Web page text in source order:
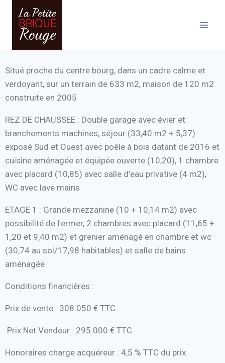
Situé proche du centre bourg, dans un cadre calme et
verdoyant, sur un terrain de 633 m2, maison de 120 m2
construite en 2005
REZ DE CHAUSSEE : Double garage avec évier et
branchements machines, séjour (33,40 m2 + 5,37)
exposé Sud et Ouest avec poêle à bois datant de 2016 et
cuisine aménagée et équipée ouverte (10,20), 1 chambre
avec placard (10,85) avec salle d’eau privative (4 m2),
WC avec lave mains
ETAGE 1 : Grande mezzanine (10 + 10,14 m2) avec
possibilité de fermer, 2 chambres avec placard (11,65 +
1,20 et 9,40 m2) et grenier aménagé en chambre et wc
(30,74 au sol/17,98 habitables) et salle de bains
aménagée
Conditions financières :
Prix de vente : 308 050 € TTC
Prix Net Vendeur : 295 000 € TTC
Honoraires charge acquéreur : 4,5 % TTC du prix